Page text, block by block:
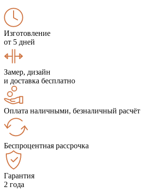
Изготовление
от 5 дней
Замер, дизайн
и доставка бесплатно
Оплата наличными, безналичный расчёт
Беспроцентная рассрочка
Гарантия
2 года